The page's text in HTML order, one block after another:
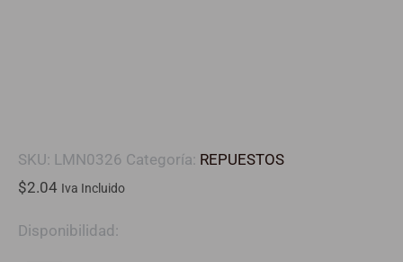
SKU: LMN0326 Categoría: REPUESTOS
$2.04 Iva Incluido
Disponibilidad: